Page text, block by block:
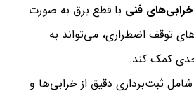
فنی با قطع برق به صورت
توقف اضطراری، می‌تواند به
کمک کند.
شامل ثبت‌برداری دقیق از خرابی‌ها و